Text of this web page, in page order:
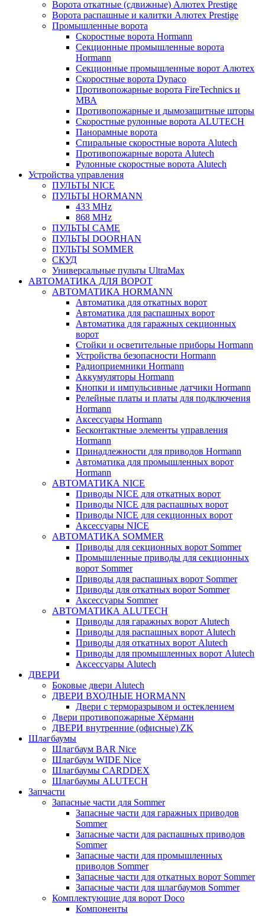
Ворота откатные (сдвижные) Алютех Prestige
Ворота распашные и калитки Алютех Prestige
Промышленные ворота
Скоростные ворота Hormann
Секционные промышленные ворота
Hormann
Секционные промышленные ворот Алютех
Скоростные ворота Dynaco
Противопожарные ворота FireTechnics и
МВА
Противопожарные и дымозащитные шторы
Скоростные рулонные ворота ALUTECH
Панорамные ворота
Спиральные скоростные ворота Alutech
Противопожарные ворота Alutech
Рулонные скоростные ворота Alutech
Устройства управления
ПУЛЬТЫ NICE
ПУЛЬТЫ HORMANN
433 MHz
868 MHz
ПУЛЬТЫ CAME
ПУЛЬТЫ DOORHAN
ПУЛЬТЫ SOMMER
СКУД
Универсальные пульты UltraMax
АВТОМАТИКА ДЛЯ ВОРОТ
АВТОМАТИКА HORMANN
Автоматика для откатных ворот
Автоматика для распашных ворот
Автоматика для гаражных секционных
ворот
Стойки и осветительные приборы Hormann
Устройства безопасности Hormann
Радиоприемники Hormann
Аккумуляторы Hormann
Кнопки и импульсивные датчики Hormann
Релейные платы и платы для подключения
Hormann
Аксессуары Hormann
Бесконтактные элементы управления
Hormann
Принадлежности для приводов Hormann
Автоматика для промышленных ворот
Hormann
АВТОМАТИКА NICE
Приводы NICE для откатных ворот
Приводы NICE для распашных ворот
Приводы NICE для секционных ворот
Аксессуары NICE
АВТОМАТИКА SOMMER
Приводы для секционных ворот Sommer
Промышленные приводы для секционных
ворот Sommer
Приводы для распашных ворот Sommer
Приводы для откатных ворот Sommer
Аксессуары Sommer
АВТОМАТИКА ALUTECH
Приводы для гаражных ворот Alutech
Приводы для распашных ворот Alutech
Приводы для откатных ворот Alutech
Приводы для промышленных ворот Alutech
Аксессуары Alutech
ДВЕРИ
Боковые двери Alutech
ДВЕРИ ВХОДНЫЕ HORMANN
Двери с терморазрывом и остеклением
Двери противопожарные Хёрманн
ДВЕРИ внутренние (офисные) ZK
Шлагбаумы
Шлагбаум BAR Nice
Шлагбаум WIDE Nice
Шлагбаумы CARDDEX
Шлагбаумы ALUTECH
Запчасти
Запасные части для Sommer
Запасные части для гаражных приводов
Sommer
Запасные части для распашных приводов
Sommer
Запасные части для промышленных
приводов Sommer
Запасные части для откатных ворот Sommer
Запасные части для шлагбаумов Sommer
Комплектующие для ворот Doco
Компоненты